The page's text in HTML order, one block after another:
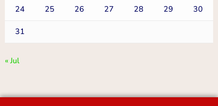
24 25 26 27 28 29 30
31
« Jul